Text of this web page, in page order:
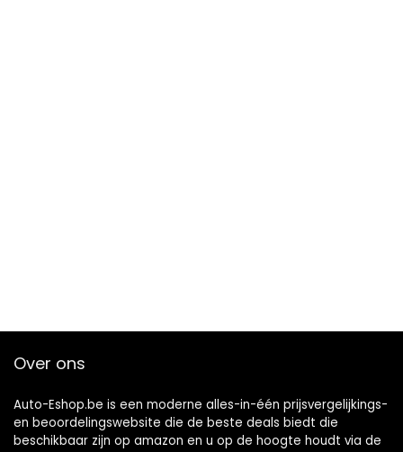
Over ons
Auto-Eshop.be is een moderne alles-in-één prijsvergelijkings-
en beoordelingswebsite die de beste deals biedt die
beschikbaar zijn op amazon en u op de hoogte houdt via de